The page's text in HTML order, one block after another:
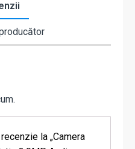
la „Camera